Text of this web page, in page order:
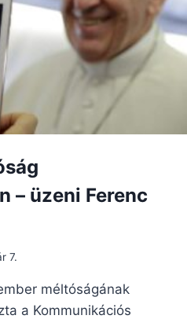
– üzeni Ferenc
7.
méltóságának
a Kommunikációs